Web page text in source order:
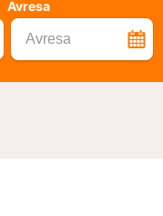
Avresa
Avresa